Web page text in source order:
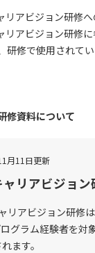
アビジョン研修へ
リアビジョン研修
研修で使用されて
修資料について
月11日更新
リアビジョン
リアビジョン研修
グラム経験者を対
ます。